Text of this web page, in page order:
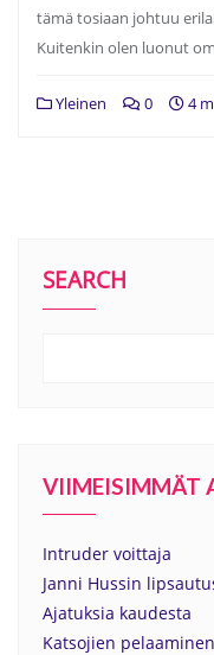
tämä tosiaan johtuu
Kuitenkin olen luonut
Yleinen 0 4
SEARCH
VIIMEISIMMÄT
Intruder voittaja
Janni Hussin
Ajatuksia kaudesta
Katsojien pelaaminen